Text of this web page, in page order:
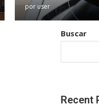
poruser
Buscar
Recent